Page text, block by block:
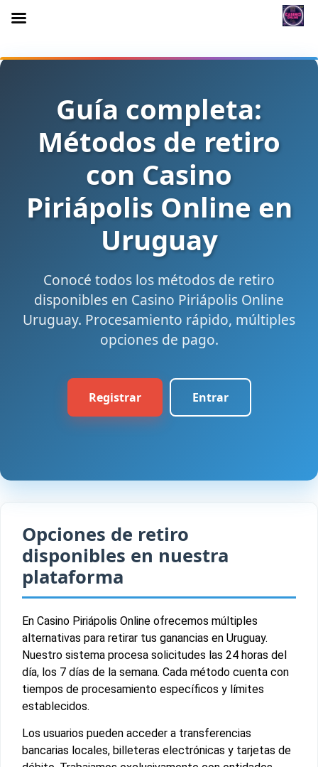
Guía completa:
Métodos de retiro
con Casino
Piriápolis Online en
Uruguay
Conocé todos los métodos de retiro
disponibles en Casino Piriápolis Online
Uruguay. Procesamiento rápido, múltiples
opciones de pago.
Registrar Entrar
Opciones de retiro
disponibles en nuestra
plataforma
En Casino Piriápolis Online ofrecemos múltiples
alternativas para retirar tus ganancias en Uruguay.
Nuestro sistema procesa solicitudes las 24 horas del
día, los 7 días de la semana. Cada método cuenta con
tiempos de procesamiento específicos y límites
establecidos.
Los usuarios pueden acceder a transferencias
bancarias locales, billeteras electrónicas y tarjetas de